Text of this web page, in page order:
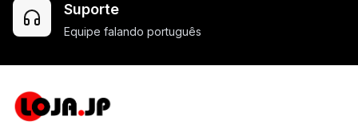
Suporte
Equipe falando português